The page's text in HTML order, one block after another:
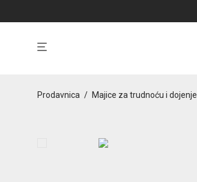
Prodavnica / Majice za trudnoću i dojenje